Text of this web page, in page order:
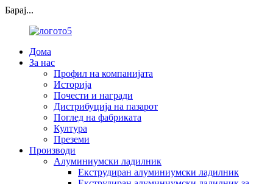
Барај...
Дома
За нас
Профил на компанијата
Историја
Почести и награди
Дистрибуција на пазарот
Поглед на фабриката
Култура
Преземи
Производи
Алуминиумски ладилник
Екструдиран алуминиумски ладилник